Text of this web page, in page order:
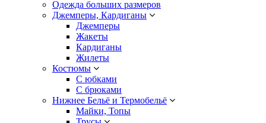
Одежда больших размеров
Джемперы, Кардиганы
Джемперы
Жакеты
Кардиганы
Жилеты
Костюмы
С юбками
С брюками
Нижнее Бельё и Термобельё
Майки, Топы